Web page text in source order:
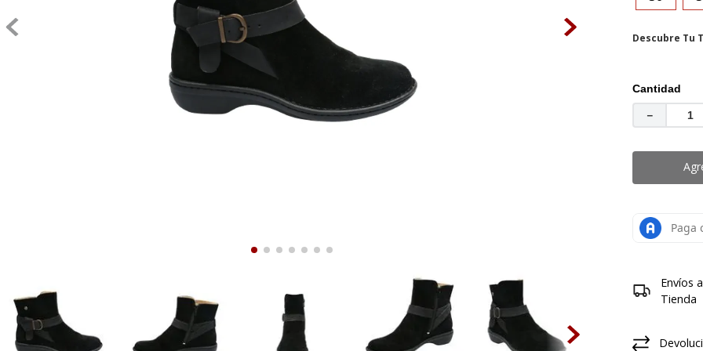
Descubre Tu
Cantidad
－
Envíos
Tienda